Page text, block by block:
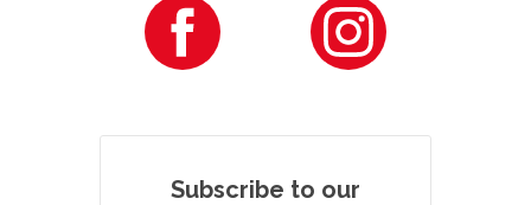
Subscribe to our